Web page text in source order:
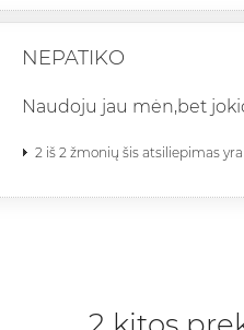
NEPATIKO
Naudoju jau mėn,bet
2 iš 2 žmonių šis atsiliepimas